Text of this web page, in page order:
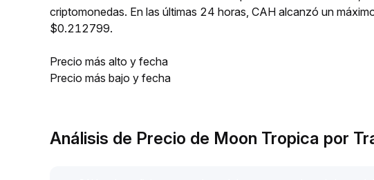
criptomonedas. En las últimas 24 horas, CAH alcanzó un
$0.212799.
Precio más alto y fecha
Precio más bajo y fecha
Análisis de Precio de Moon Tropica por